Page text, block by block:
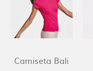
Camiseta Bali